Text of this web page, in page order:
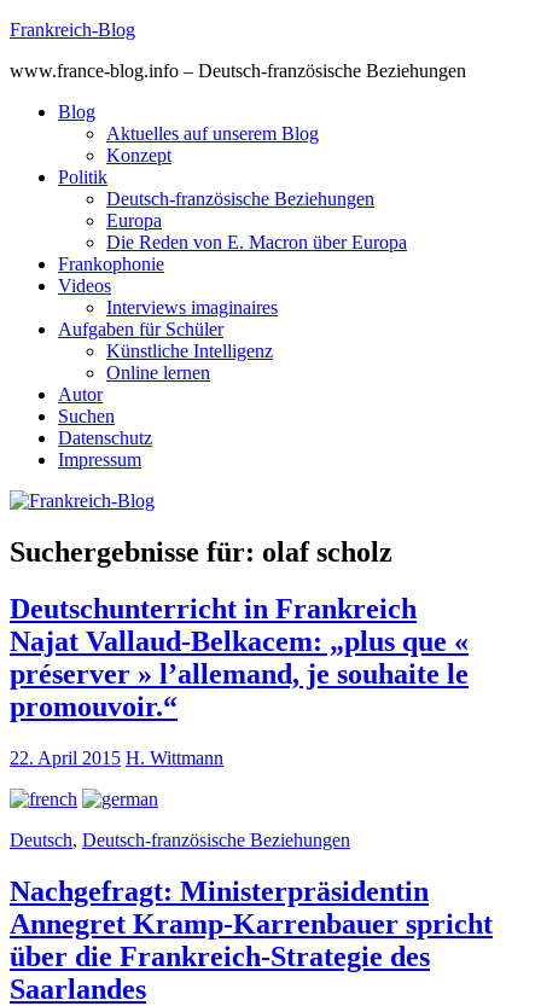
Skip
content
Frankreich-Blog
www.france-blog.info – Deutsch-französische Beziehungen
Blog
Aktuelles auf unserem Blog
Konzept
Politik
Deutsch-französische Beziehungen
Europa
Die Reden von E. Macron über Europa
Frankophonie
Videos
Interviews imaginaires
Aufgaben für Schüler
Künstliche Intelligenz
Online lernen
Autor
Suchen
Datenschutz
Impressum
Suchergebnisse für: olaf scholz
Deutschunterricht in Frankreich
Najat Vallaud-Belkacem: „plus que «
préserver » l’allemand, je souhaite le
promouvoir.“
22. April 2015 H. Wittmann
Deutsch, Deutsch-französische Beziehungen
Nachgefragt: Ministerpräsidentin
Annegret Kramp-Karrenbauer spricht
über die Frankreich-Strategie des
Saarlandes